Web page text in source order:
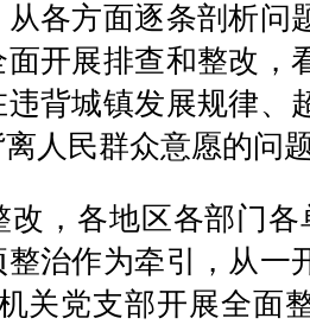
各方面逐条剖析问
开展排查和整改，
背城镇发展规律、
人民群众意愿的问
各地区各部门各
治作为牵引，从一
关党支部开展全面